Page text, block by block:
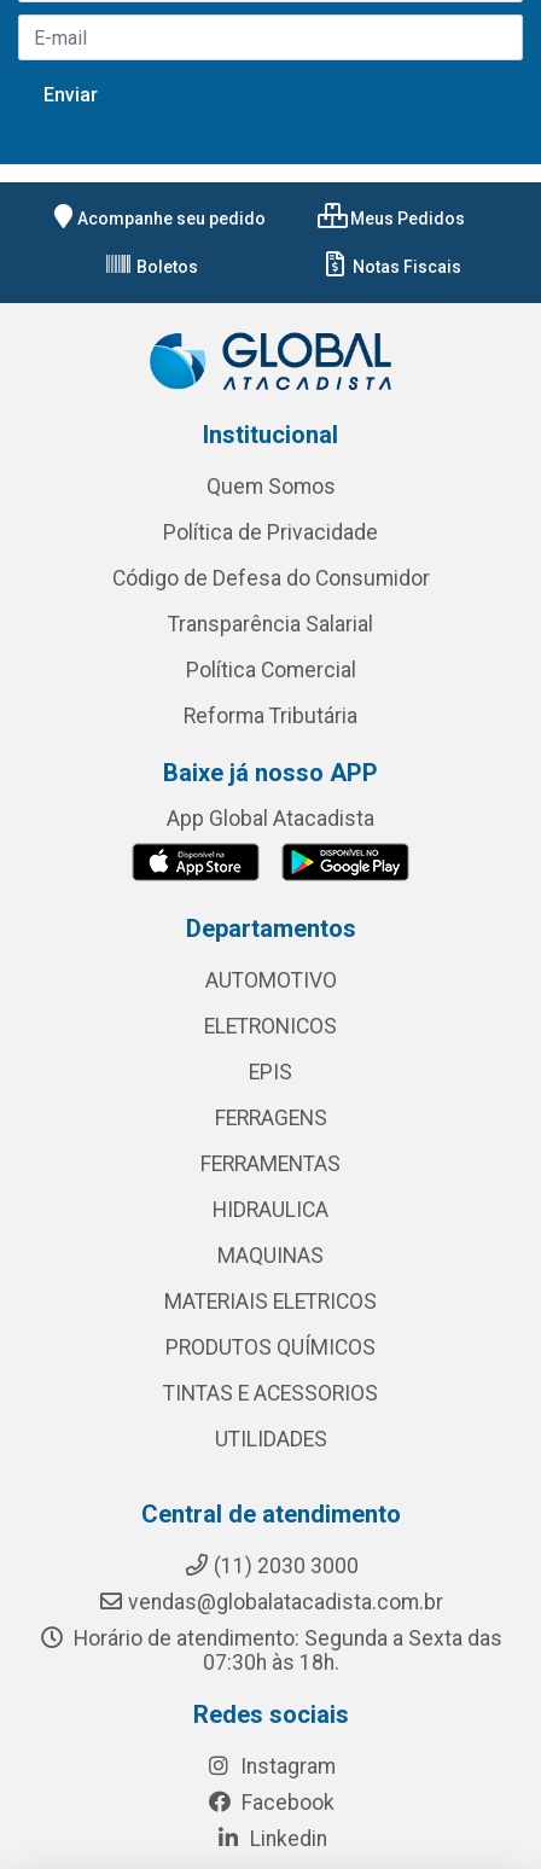
Acompanhe seu pedido Meus Pedidos
Boletos Notas Fiscais
Institucional
Quem Somos
Política de Privacidade
Código de Defesa do Consumidor
Transparência Salarial
Política Comercial
Reforma Tributária
Baixe já nosso APP
App Global Atacadista
Departamentos
AUTOMOTIVO
ELETRONICOS
EPIS
FERRAGENS
FERRAMENTAS
HIDRAULICA
MAQUINAS
MATERIAIS ELETRICOS
PRODUTOS QUÍMICOS
TINTAS E ACESSORIOS
UTILIDADES
Central de atendimento
(11) 2030 3000
vendas@globalatacadista.com.br
Horário de atendimento: Segunda a Sexta das
07:30h às 18h.
Redes sociais
Instagram
Facebook
Linkedin